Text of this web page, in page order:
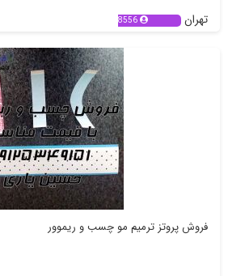
تهران 8556
فروش پروتز ترمیم مو چسب و ریموور